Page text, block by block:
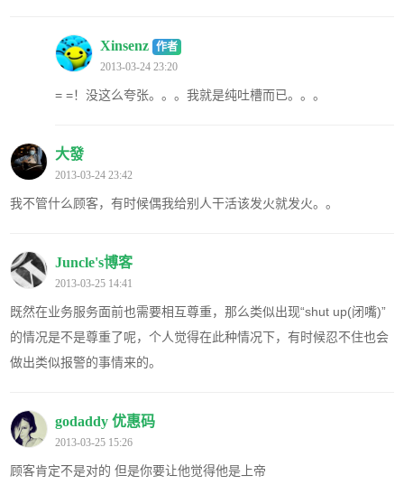
Xinsenz 作者
2013-03-24 23:20
= =！没这么夸张。。。我就是纯吐槽而已。。。
大發
2013-03-24 23:42
我不管什么顾客，有时候偶我给别人干活该发火就发火。。
Juncle's博客
2013-03-25 14:41
既然在业务服务面前也需要相互尊重，那么类似出现“shut up(闭嘴)”
的情况是不是尊重了呢，个人觉得在此种情况下，有时候忍不住也会
做出类似报警的事情来的。
godaddy 优惠码
2013-03-25 15:26
顾客肯定不是对的 但是你要让他觉得他是上帝